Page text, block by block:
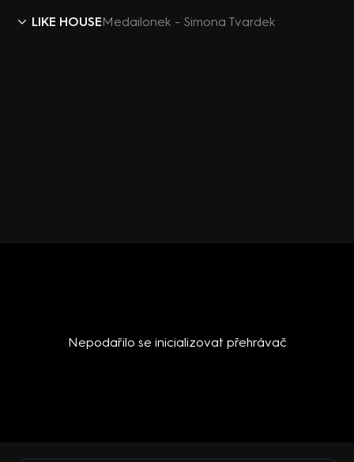
LIKE HOUSEMedailonek - Simona Tvardek
Nepodařilo se inicializovat přehrávač